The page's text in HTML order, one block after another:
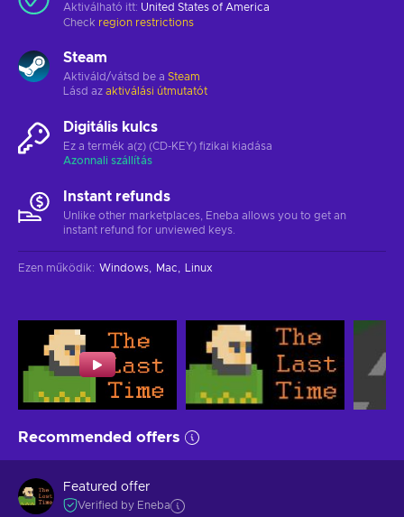
Aktiválható itt: United States of America
Check region restrictions
Steam
Aktiváld/vátsd be a Steam
Lásd az aktiválási útmutatót
Digitális kulcs
Ez a termék a(z) (CD-KEY) fizikai kiadása
Azonnali szállítás
Instant refunds
Unlike other marketplaces, Eneba allows you to get an
instant refund for unviewed keys.
Ezen működik: Windows Mac Linux
Recommended offers
Featured offer
Verified by Eneba